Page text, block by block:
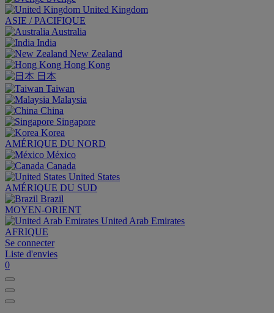
United Kingdom
ASIE / PACIFIQUE
Australia
India
New Zealand
Hong Kong
日本
Taiwan
Malaysia
China
Singapore
Korea
AMÉRIQUE DU NORD
México
Canada
United States
AMÉRIQUE DU SUD
Brazil
MOYEN-ORIENT
United Arab Emirates
AFRIQUE
Se connecter
Liste d'envies
0